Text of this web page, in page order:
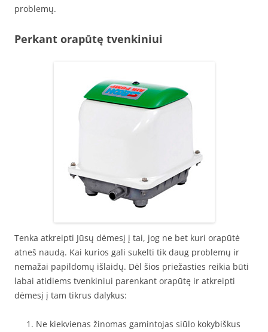
problemų.
Perkant orapūtę tvenkiniui
Tenka atkreipti Jūsų dėmesį į tai, jog ne bet kuri orapūtė
atneš naudą. Kai kurios gali sukelti tik daug problemų ir
nemažai papildomų išlaidų. Dėl šios priežasties reikia būti
labai atidiems tvenkiniui parenkant orapūtę ir atkreipti
dėmesį į tam tikrus dalykus:
Ne kiekvienas žinomas gamintojas siūlo kokybiškus